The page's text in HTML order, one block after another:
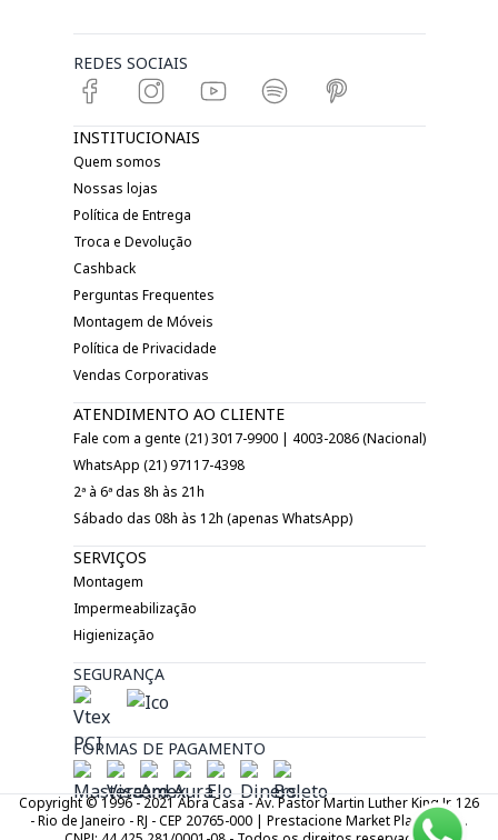
REDES SOCIAIS
INSTITUCIONAIS
Quem somos
Nossas lojas
Política de Entrega
Troca e Devolução
Cashback
Perguntas Frequentes
Montagem de Móveis
Política de Privacidade
Vendas Corporativas
ATENDIMENTO AO CLIENTE
Fale com a gente (21) 3017-9900 | 4003-2086 (Nacional)
WhatsApp (21) 97117-4398
2ª à 6ª das 8h às 21h
Sábado das 08h às 12h (apenas WhatsApp)
SERVIÇOS
Montagem
Impermeabilização
Higienização
SEGURANÇA
FORMAS DE PAGAMENTO
Copyright © 1996 - 2021 Abra Casa - Av. Pastor Martin Luther King Jr. 126
- Rio de Janeiro - RJ - CEP 20765-000 | Prestacione Market Place LTDA.